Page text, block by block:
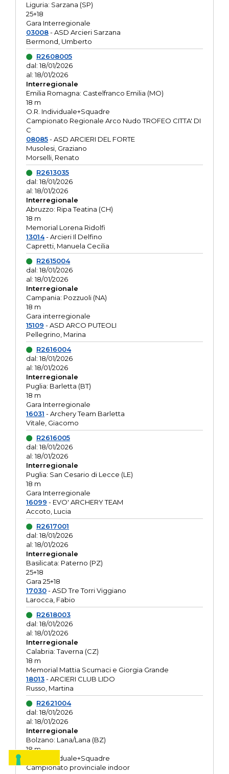
Liguria: Sarzana (SP)
25+18
Gara Interregionale
03008- ASD Arcieri Sarzana
Bermond, Umberto
R2608005
dal: 18/01/2026
al: 18/01/2026
Interregionale
Emilia Romagna: Castelfranco Emilia (MO)
18 m
O.R. Individuale+Squadre
Campionato Regionale Arco Nudo TROFEO CITTA' DI
C
08085- ASD ARCIERI DEL FORTE
Musolesi, Graziano
Morselli, Renato
R2613035
dal: 18/01/2026
al: 18/01/2026
Interregionale
Abruzzo: Ripa Teatina (CH)
18 m
Memorial Lorena Ridolfi
13014- Arcieri Il Delfino
Capretti, Manuela Cecilia
R2615004
dal: 18/01/2026
al: 18/01/2026
Interregionale
Campania: Pozzuoli (NA)
18 m
Gara interregionale
15109 - ASD ARCO PUTEOLI
Pellegrino, Marina
R2616004
dal: 18/01/2026
al: 18/01/2026
Interregionale
Puglia: Barletta (BT)
18 m
Gara Interregionale
16031 - Archery Team Barletta
Vitale, Giacomo
R2616005
dal: 18/01/2026
al: 18/01/2026
Interregionale
Puglia: San Cesario di Lecce (LE)
18 m
Gara Interregionale
16099 - EVO' ARCHERY TEAM
Accoto, Lucia
R2617001
dal: 18/01/2026
al: 18/01/2026
Interregionale
Basilicata: Paterno (PZ)
25+18
Gara 25+18
17030- ASD Tre Torri Viggiano
Larocca, Fabio
R2618003
dal: 18/01/2026
al: 18/01/2026
Interregionale
Calabria: Taverna (CZ)
18 m
Memorial Mattia Scumaci e Giorgia Grande
18013- ARCIERI CLUB LIDO
Russo, Martina
R2621004
dal: 18/01/2026
al: 18/01/2026
Interregionale
Bolzano: Lana/Lana (BZ)
18 m
O.R. Individuale+Squadre
Campionato provinciale indoor